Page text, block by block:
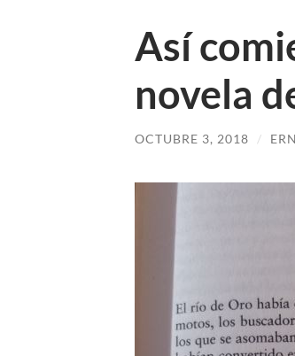
Así
novela
OCTUBRE 3, 2018 /